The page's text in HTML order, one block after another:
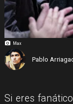
Max
Pablo
Si eres